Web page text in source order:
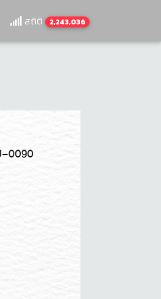
สถิติ 2,243,036